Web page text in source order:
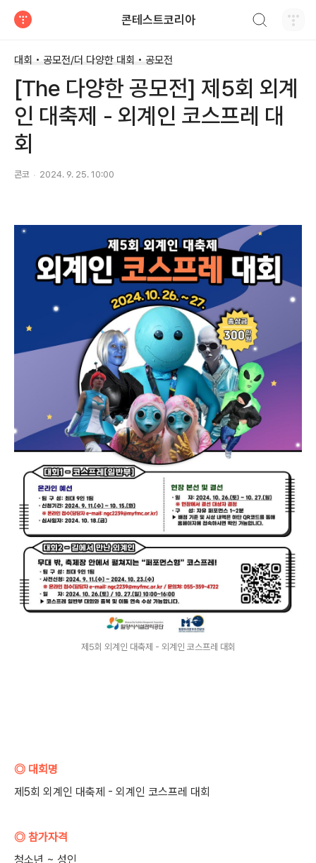
콘테스트코리아
대회 • 공모전/더 다양한 대회 • 공모전
[The 다양한 공모전] 제5회 외계
인 대축제 - 외계인 코스프레 대
회
콘코 2024. 9. 25. 10:00
제5회 외계인 대축제 - 외계인 코스프레 대회
◎ 대회명
제5회 외계인 대축제 - 외계인 코스프레 대회
◎ 참가자격
청소년 ~ 성인